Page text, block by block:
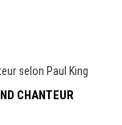
CHANTEUR